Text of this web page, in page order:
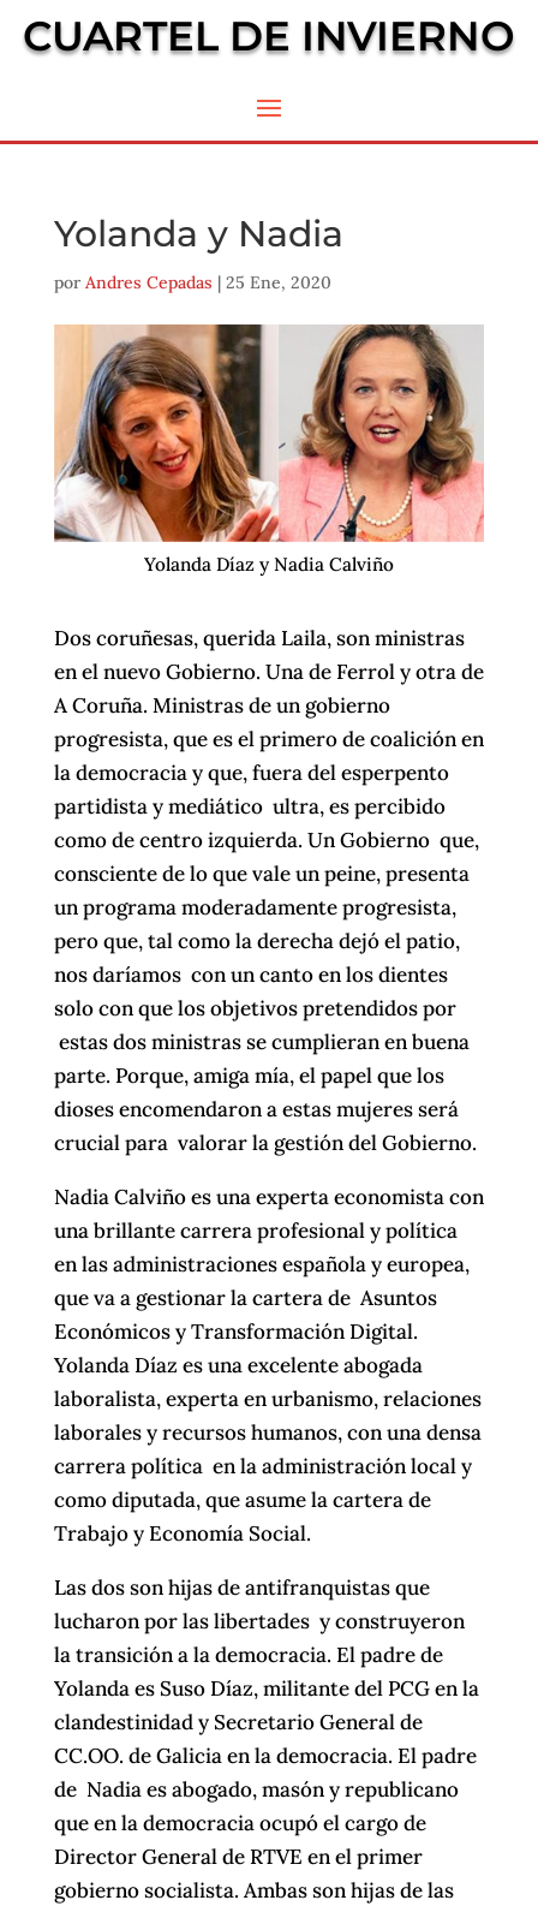
CUARTEL DE INVIERNO
Yolanda y Nadia
por Andres Cepadas | 25 Ene, 2020
Yolanda Díaz y Nadia Calviño
Dos coruñesas, querida Laila, son ministras
en el nuevo Gobierno. Una de Ferrol y otra de
A Coruña. Ministras de un gobierno
progresista, que es el primero de coalición en
la democracia y que, fuera del esperpento
partidista y mediático ultra, es percibido
como de centro izquierda. Un Gobierno que,
consciente de lo que vale un peine, presenta
un programa moderadamente progresista,
pero que, tal como la derecha dejó el patio,
nos daríamos con un canto en los dientes
solo con que los objetivos pretendidos por
estas dos ministras se cumplieran en buena
parte. Porque, amiga mía, el papel que los
dioses encomendaron a estas mujeres será
crucial para valorar la gestión del Gobierno.
Nadia Calviño es una experta economista con
una brillante carrera profesional y política
en las administraciones española y europea,
que va a gestionar la cartera de Asuntos
Económicos y Transformación Digital.
Yolanda Díaz es una excelente abogada
laboralista, experta en urbanismo, relaciones
laborales y recursos humanos, con una densa
carrera política en la administración local y
como diputada, que asume la cartera de
Trabajo y Economía Social.
Las dos son hijas de antifranquistas que
lucharon por las libertades y construyeron
la transición a la democracia. El padre de
Yolanda es Suso Díaz, militante del PCG en la
clandestinidad y Secretario General de
CC.OO. de Galicia en la democracia. El padre
de Nadia es abogado, masón y republicano
que en la democracia ocupó el cargo de
Director General de RTVE en el primer
gobierno socialista. Ambas son hijas de las